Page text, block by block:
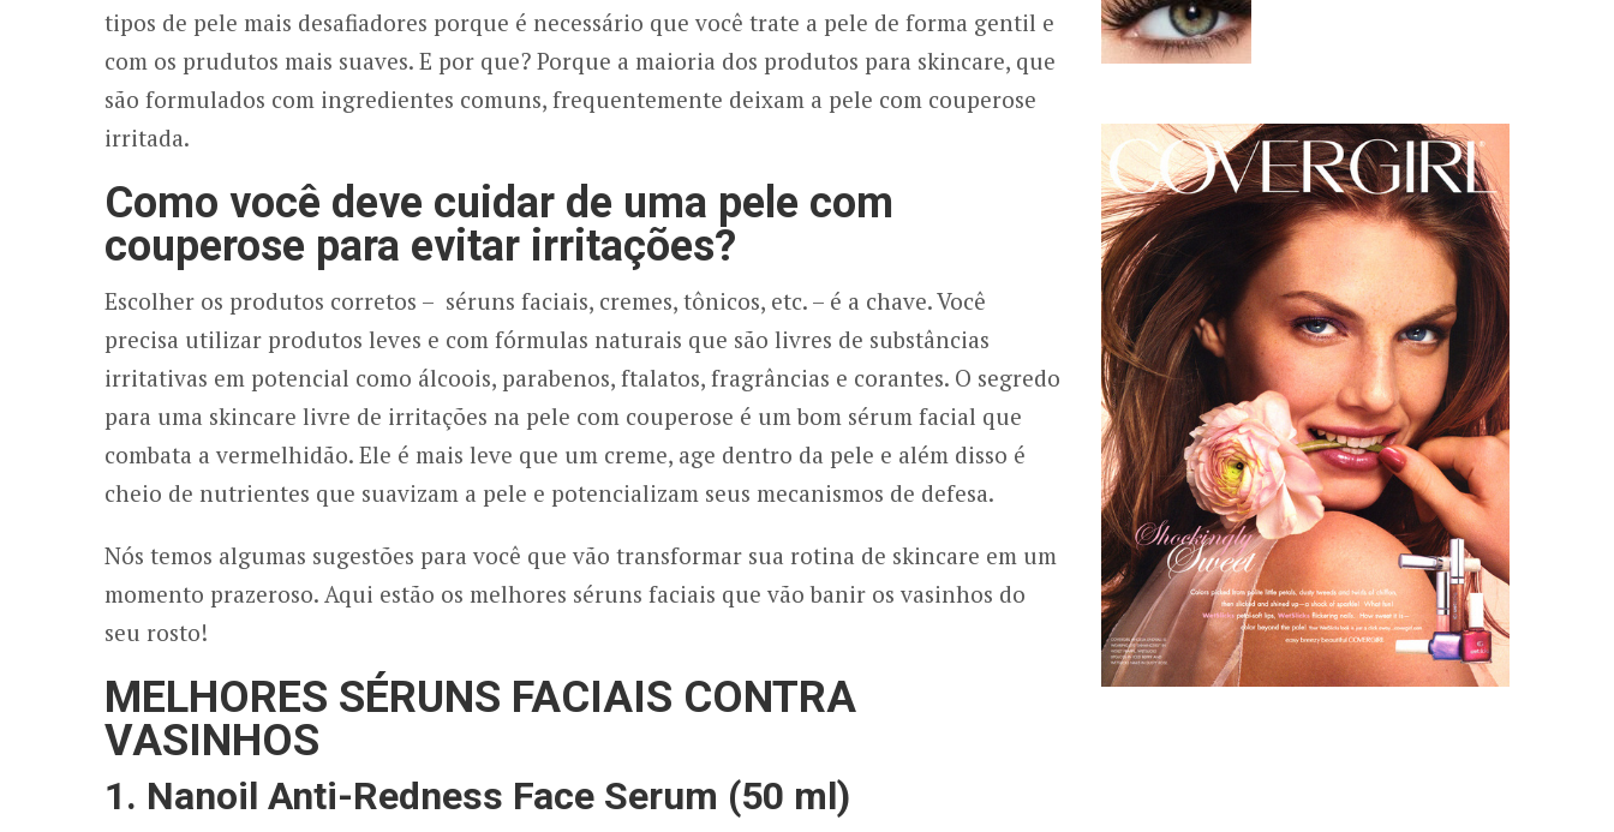
tipos de pele mais desafiadores porque é necessário que você trate a pele de forma gentil e
com os prudutos mais suaves. E por que? Porque a maioria dos produtos para skincare, que
são formulados com ingredientes comuns, frequentemente deixam a pele com couperose
irritada.
Como você deve cuidar de uma pele com
couperose para evitar irritações?
Escolher os produtos corretos – séruns faciais, cremes, tônicos, etc. – é a chave. Você
precisa utilizar produtos leves e com fórmulas naturais que são livres de substâncias
irritativas em potencial como álcoois, parabenos, ftalatos, fragrâncias e corantes. O segredo
para uma skincare livre de irritações na pele com couperose é um bom sérum facial que
combata a vermelhidão. Ele é mais leve que um creme, age dentro da pele e além disso é
cheio de nutrientes que suavizam a pele e potencializam seus mecanismos de defesa.
Nós temos algumas sugestões para você que vão transformar sua rotina de skincare em um
momento prazeroso. Aqui estão os melhores séruns faciais que vão banir os vasinhos do
seu rosto!
MELHORES SÉRUNS FACIAIS CONTRA
VASINHOS
1. Nanoil Anti-Redness Face Serum (50 ml)